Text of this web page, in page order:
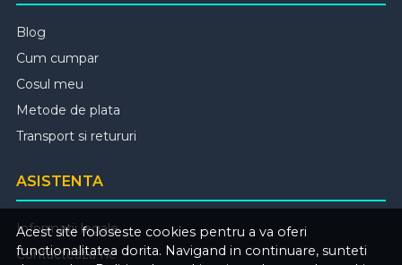
Acest site foloseste cookies pentru a va oferi
functionalitatea dorita. Navigand in continuare, sunteti
Blog
Cum cumpar
Cosul meu
Metode de plata
Transport si retururi
ASISTENTA
Informatii legale
Contacteaza-ne